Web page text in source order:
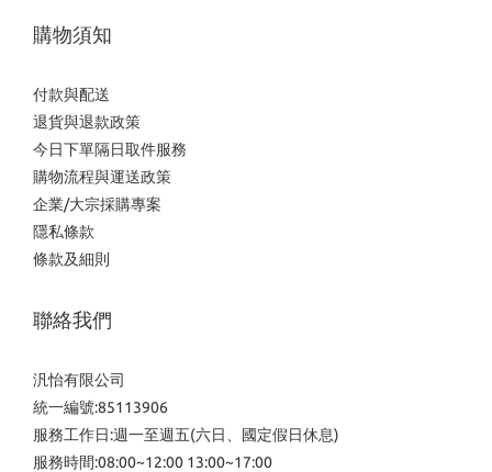
購物須知
付款與配送
退貨與退款政策
今日下單隔日取件服務
購物流程與運送政策
企業/大宗採購專案
隱私條款
條款及細則
聯絡我們
汎怡有限公司
統一編號:85113906
服務工作日:週一至週五(六日、國定假日休息)
服務時間:08:00~12:00 13:00~17:00